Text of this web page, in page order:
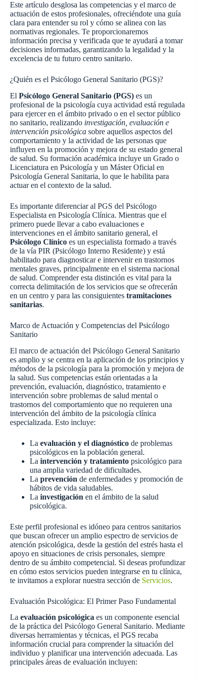
Este artículo desglosa las competencias y el marco de
actuación de estos profesionales, ofreciéndote una guía
clara para entender su rol y cómo se alinea con las
normativas regionales. Te proporcionaremos
información precisa y verificada que te ayudará a tomar
decisiones informadas, garantizando la legalidad y la
excelencia de tu futuro centro sanitario.
¿Quién es el Psicólogo General Sanitario (PGS)?
El Psicólogo General Sanitario (PGS) es un
profesional de la psicología cuya actividad está regulada
para ejercer en el ámbito privado o en el sector público
no sanitario, realizando investigación, evaluación e
intervención psicológica sobre aquellos aspectos del
comportamiento y la actividad de las personas que
influyen en la promoción y mejora de su estado general
de salud. Su formación académica incluye un Grado o
Licenciatura en Psicología y un Máster Oficial en
Psicología General Sanitaria, lo que le habilita para
actuar en el contexto de la salud.
Es importante diferenciar al PGS del Psicólogo
Especialista en Psicología Clínica. Mientras que el
primero puede llevar a cabo evaluaciones e
intervenciones en el ámbito sanitario general, el
Psicólogo Clínico es un especialista formado a través
de la vía PIR (Psicólogo Interno Residente) y está
habilitado para diagnosticar e intervenir en trastornos
mentales graves, principalmente en el sistema nacional
de salud. Comprender esta distinción es vital para la
correcta delimitación de los servicios que se ofrecerán
en un centro y para las consiguientes tramitaciones
sanitarias.
Marco de Actuación y Competencias del Psicólogo
Sanitario
El marco de actuación del Psicólogo General Sanitario
es amplio y se centra en la aplicación de los principios y
métodos de la psicología para la promoción y mejora de
la salud. Sus competencias están orientadas a la
prevención, evaluación, diagnóstico, tratamiento e
intervención sobre problemas de salud mental o
trastornos del comportamiento que no requieren una
intervención del ámbito de la psicología clínica
especializada. Esto incluye:
La evaluación y el diagnóstico de problemas
psicológicos en la población general.
La intervención y tratamiento psicológico para
una amplia variedad de dificultades.
La prevención de enfermedades y promoción de
hábitos de vida saludables.
La investigación en el ámbito de la salud
psicológica.
Este perfil profesional es idóneo para centros sanitarios
que buscan ofrecer un amplio espectro de servicios de
atención psicológica, desde la gestión del estrés hasta el
apoyo en situaciones de crisis personales, siempre
dentro de su ámbito competencial. Si deseas profundizar
en cómo estos servicios pueden integrarse en tu clínica,
te invitamos a explorar nuestra sección de Servicios.
Evaluación Psicológica: El Primer Paso Fundamental
La evaluación psicológica es un componente esencial
de la práctica del Psicólogo General Sanitario. Mediante
diversas herramientas y técnicas, el PGS recaba
información crucial para comprender la situación del
individuo y planificar una intervención adecuada. Las
principales áreas de evaluación incluyen: